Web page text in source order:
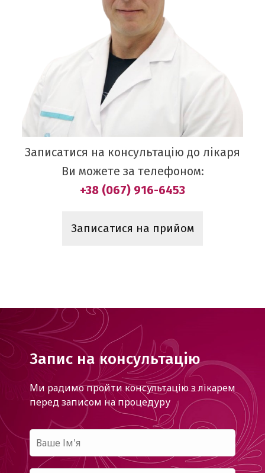
Записатися на консультацію до лікаря
Ви можете за телефоном:
+38 (067) 916-6453
Записатися на прийом
Запис на консультацію
Ми радимо пройти консультацію з лікарем
перед записом на процедуру